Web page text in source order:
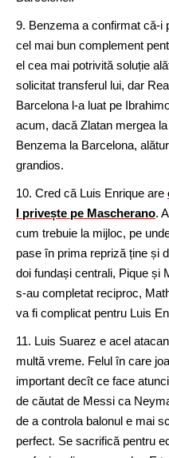
9. Benzema a confirmat că-i
cel mai bun complement
el cea mai potrivită soluție
solicitat transferul lui, dar
Barcelona l-a luat pe
acum, dacă Zlatan mergea
Benzema la Barcelona,
grandios.
10. Cred că Luis Enrique are
l privește pe Mascherano.
cum trebuie la mijloc, pe
pase în prima repriză ține și
doi fundași centrali, Pique și
s-au completat reciproc,
va fi complicat pentru Luis
11. Luis Suarez e acel
multă vreme. Felul în care
important decît ce face
de căutat de Messi ca
de a controla balonul e mai
perfect. Se sacrifică pentru